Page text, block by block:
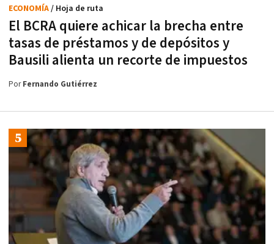
El BCRA quiere achicar la brecha entre
tasas de préstamos y de depósitos y
Bausili alienta un recorte de impuestos
ECONOMÍA/ Hoja de ruta
PorFernando Gutiérrez